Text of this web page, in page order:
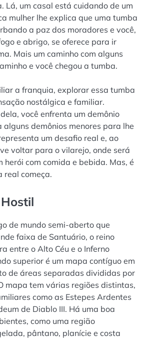
Lá, um casal está cuidando de um
mulher lhe explica que uma tumba
a paz dos moradores e você,
e abrigo, se oferece para ir
Mais um caminho com alguns
e você chegou a tumba.
a franquia, explorar essa tumba
nostálgica e familiar.
você enfrenta um demônio
alguns demônios menores para lhe
um desafio real e, ao
voltar para o vilarejo, onde será
herói com comida e bebida. Mas, é
real começa.
de mundo semi-aberto que
faixa de Santuário, o reino
entre o Alto Céu e o Inferno
superior é um mapa contíguo em
de áreas separadas divididas por
mapa tem várias regiões distintas,
como as Estepes Ardentes
de Diablo III. Há uma boa
como uma região
pântano, planície e costa